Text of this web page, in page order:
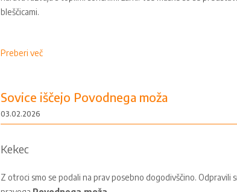
bleščicami.
Preberi več
Sovice iščejo Povodnega moža
03.02.2026
Kekec
Z otroci smo se podali na prav posebno dogodivščino. Odpravili